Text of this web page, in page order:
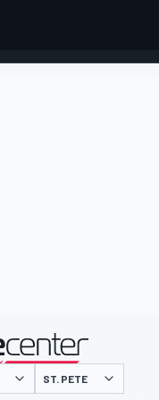
presentato da
ST. PETE